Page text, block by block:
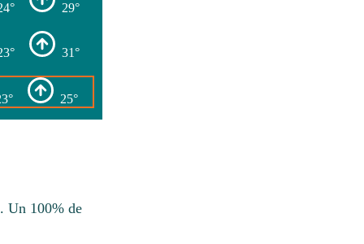
29°
31°
25°
Un 100% de